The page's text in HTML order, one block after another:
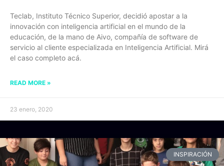
Teclab, Instituto Técnico Superior, decidió apostar a la
innovación con inteligencia artificial en el mundo de la
educación, de la mano de Aivo, compañía de software de
servicio al cliente especializada en Inteligencia Artificial. Mirá
el caso completo acá.
READ MORE »
23 enero, 2020
INSPIRACIÓN